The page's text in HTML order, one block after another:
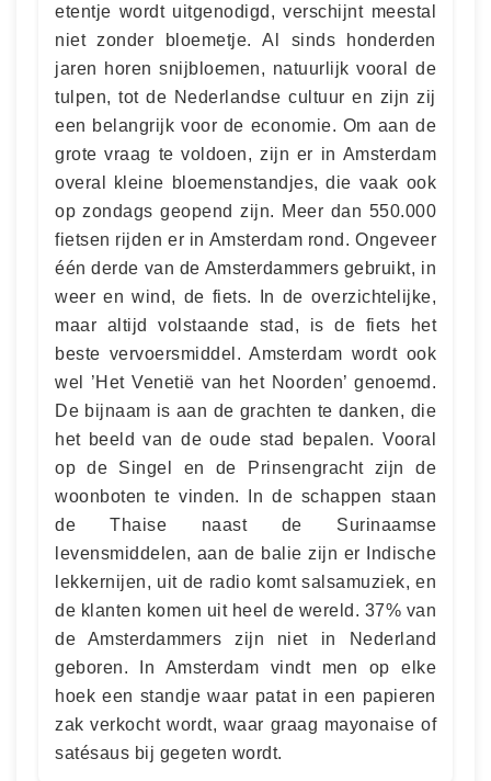
etentje wordt uitgenodigd, verschijnt meestal
niet zonder bloemetje. Al sinds honderden
jaren horen snijbloemen, natuurlijk vooral de
tulpen, tot de Nederlandse cultuur en zijn zij
een belangrijk voor de economie. Om aan de
grote vraag te voldoen, zijn er in Amsterdam
overal kleine bloemenstandjes, die vaak ook
op zondags geopend zijn. Meer dan 550.000
fietsen rijden er in Amsterdam rond. Ongeveer
één derde van de Amsterdammers gebruikt, in
weer en wind, de fiets. In de overzichtelijke,
maar altijd volstaande stad, is de fiets het
beste vervoersmiddel. Amsterdam wordt ook
wel ’Het Venetië van het Noorden’ genoemd.
De bijnaam is aan de grachten te danken, die
het beeld van de oude stad bepalen. Vooral
op de Singel en de Prinsengracht zijn de
woonboten te vinden. In de schappen staan
de Thaise naast de Surinaamse
levensmiddelen, aan de balie zijn er Indische
lekkernijen, uit de radio komt salsamuziek, en
de klanten komen uit heel de wereld. 37% van
de Amsterdammers zijn niet in Nederland
geboren. In Amsterdam vindt men op elke
hoek een standje waar patat in een papieren
zak verkocht wordt, waar graag mayonaise of
satésaus bij gegeten wordt.